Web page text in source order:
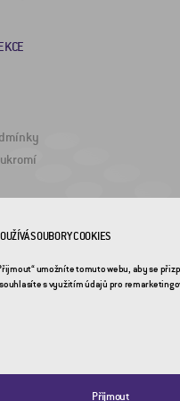
SOUBORY COOKIES
umožníte tomuto webu, aby se
s využitím údajů pro
Přijmout